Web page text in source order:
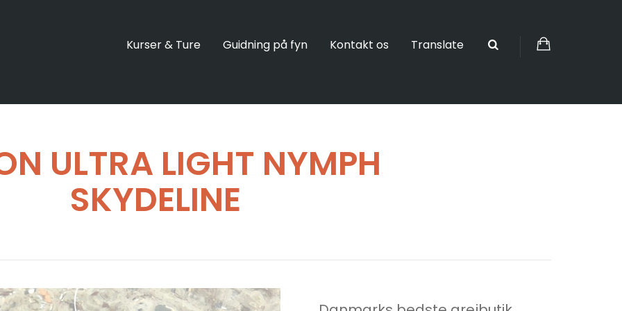
Kurser & Ture Guidning på fyn Kontakt os Translate
ULTRA LIGHT NYMPH
SKYDELINE